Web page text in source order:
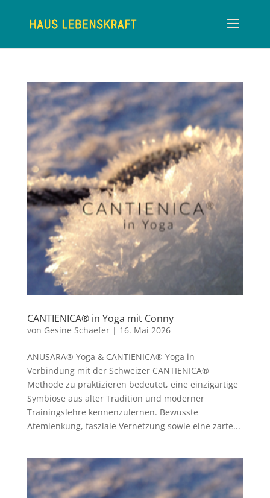
CANTIENICA® in Yoga mit Conny
von Gesine Schaefer| 16. Mai 2026
ANUSARA® Yoga & CANTIENICA® Yoga in
Verbindung mit der Schweizer CANTIENICA®️
Methode zu praktizieren bedeutet, eine einzigartige
Symbiose aus alter Tradition und moderner
Trainingslehre kennenzulernen. Bewusste
Atemlenkung, fasziale Vernetzung sowie eine zarte...